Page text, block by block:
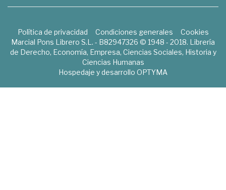
Política de privacidad Condiciones generales
Cookies
Marcial Pons Librero S.L. - B82947326 © 1948 - 2018. Librería
de Derecho, Economía, Empresa, Ciencias Sociales, Historia y
Ciencias Humanas
Hospedaje y desarrollo OPTYMA